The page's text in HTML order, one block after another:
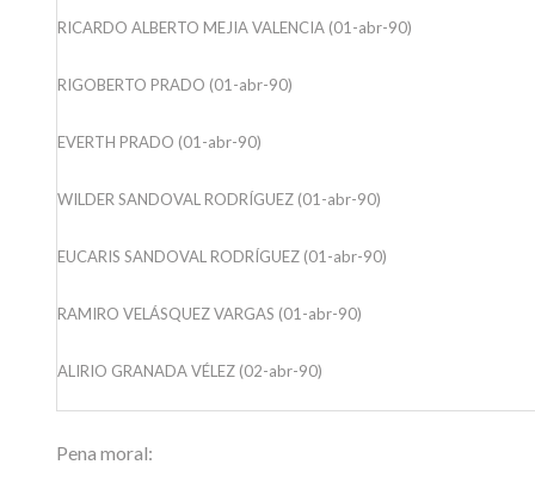
RICARDO ALBERTO MEJIA VALENCIA (01-abr-90)
RIGOBERTO PRADO (01-abr-90)
EVERTH PRADO (01-abr-90)
WILDER SANDOVAL RODRÍGUEZ (01-abr-90)
EUCARIS SANDOVAL RODRÍGUEZ (01-abr-90)
RAMIRO VELÁSQUEZ VARGAS (01-abr-90)
ALIRIO GRANADA VÉLEZ (02-abr-90)
Pena moral: